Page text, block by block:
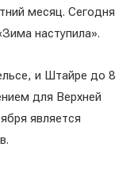
месяц. Сегодня
наступила».
и Штайре до 8
для Верхней
является